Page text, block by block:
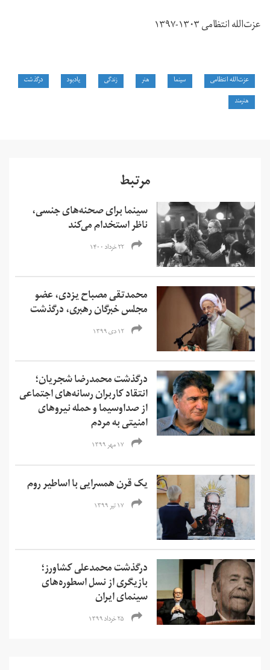
عزت‌الله انتظامی ۱۳۰۳-۱۳۹۷
عزت‌الله انتظامی سینما هنر زندگی یادبود
درگذشت
هنرمند
مرتبط
سینما برای صحنه‌های جنسی،
ناظر استخدام می‌کند
۲۲ خرداد ۱۴۰۰
محمدتقی مصباح یزدی، ‌عضو
مجلس خبرگان رهبری، درگذشت
۱۲ دی ۱۳۹۹
درگذشت محمدرضا شجریان؛
انتقاد کاربران رسانه‌های اجتماعی
از صداوسیما و حمله نیروهای
امنیتی به مردم
۱۷ مهر ۱۳۹۹
یک قرن همسرایی با اساطیر روم
۱۷ تیر ۱۳۹۹
درگذشت محمدعلی کشاورز؛
بازیگری از نسل اسطوره‌های
سینمای ایران
۲۵ خرداد ۱۳۹۹